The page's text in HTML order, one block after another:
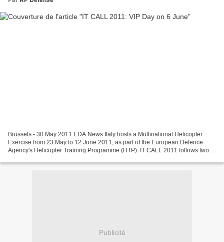
Brussels - 30 May 2011 EDA News Italy hosts a Multinational Helicopter
Exercise from 23 May to 12 June 2011, as part of the European Defence
Agency's Helicopter Training Programme (HTP). IT CALL 2011 follows two
Publicité